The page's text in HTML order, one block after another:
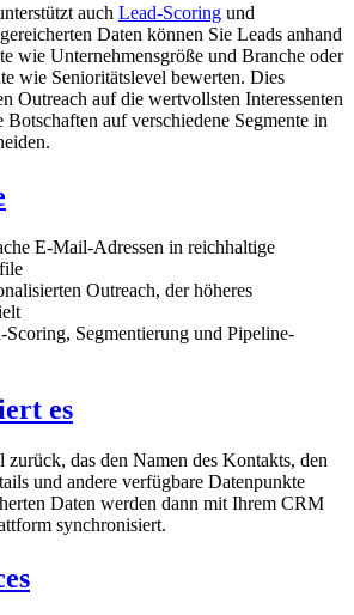
auch Lead-Scoring und
Daten können Sie Leads anhand
wie Unternehmensgröße und Branche oder
wie Senioritätslevel bewerten. Dies
Outreach auf die wertvollsten Interessenten
auf verschiedene Segmente in
E-Mail-Adressen in reichhaltige
Outreach, der höheres
Scoring, Segmentierung und Pipeline-
es
das den Namen des Kontakts, den
und andere verfügbare Datenpunkte
Daten werden dann mit Ihrem CRM
synchronisiert.